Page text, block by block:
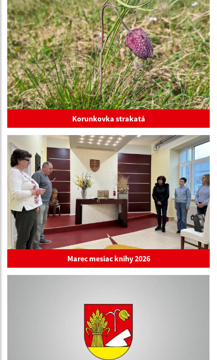
Korunkovka strakatá
Marec mesiac knihy 2026